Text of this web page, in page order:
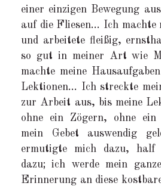
einer einzigen Bewegung
auf die Fliesen… Ich machte
und arbeitete fleißig,
so gut in meiner Art wie
machte meine
Lektionen… Ich streckte
zur Arbeit aus, bis meine
ohne ein Zögern, ohne ein
mein Gebet auswendig
ermutigte mich dazu,
dazu; ich werde mein
Erinnerung an diese